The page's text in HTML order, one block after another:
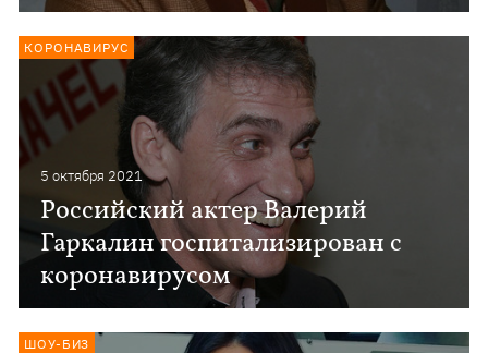
5 октября 2021
Российский актер Валерий
Гаркалин госпитализирован с
коронавирусом
КОРОНАВИРУС
ШОУ-БИЗ